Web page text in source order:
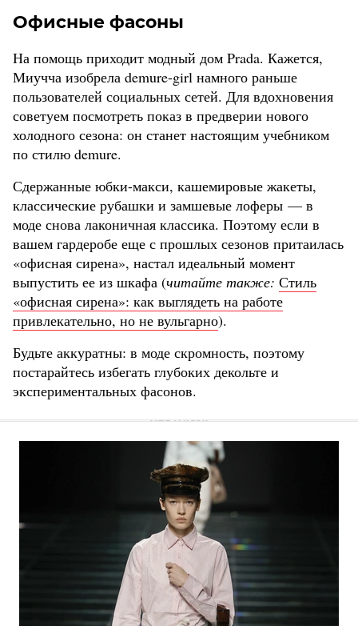
Офисные фасоны
На помощь приходит модный дом Prada. Кажется,
Миучча изобрела demure-girl намного раньше
пользователей социальных сетей. Для вдохновения
советуем посмотреть показ в предверии нового
холодного сезона: он станет настоящим учебником
по стилю demure.
Сдержанные юбки-макси, кашемировые жакеты,
классические рубашки и замшевые лоферы — в
моде снова лаконичная классика. Поэтому если в
вашем гардеробе еще с прошлых сезонов притаилась
«офисная сирена», настал идеальный момент
выпустить ее из шкафа (читайте также: Стиль
«офисная сирена»: как выглядеть на работе
привлекательно, но не вульгарно).
Будьте аккуратны: в моде скромность, поэтому
постарайтесь избегать глубоких декольте и
экспериментальных фасонов.